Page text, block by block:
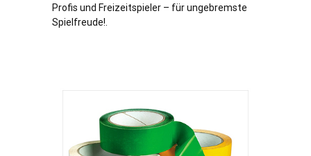
Profis und Freizeitspieler – für ungebremste
Spielfreude!.